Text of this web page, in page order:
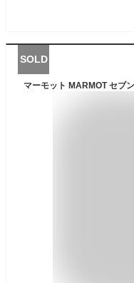
SOLD